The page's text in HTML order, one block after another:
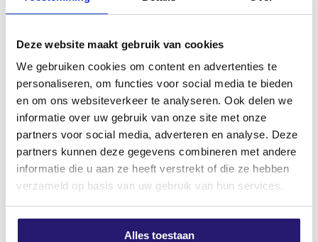
Deze website maakt gebruik van cookies
We gebruiken cookies om content en advertenties te
personaliseren, om functies voor social media te bieden
en om ons websiteverkeer te analyseren. Ook delen we
informatie over uw gebruik van onze site met onze
partners voor social media, adverteren en analyse. Deze
partners kunnen deze gegevens combineren met andere
informatie die u aan ze heeft verstrekt of die ze hebben
verzameld op basis van uw gebruik van hun services.
Alles toestaan
Alliages métalliques à haute résistance
Vis de vidange TX-20 25mm
titane
polyuréthane 750ml S92
€5,29